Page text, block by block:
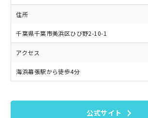
住所
千葉県千葉市美浜区ひび野2-10-1
アクセス
海浜幕張駅から徒歩4分
公式サイト